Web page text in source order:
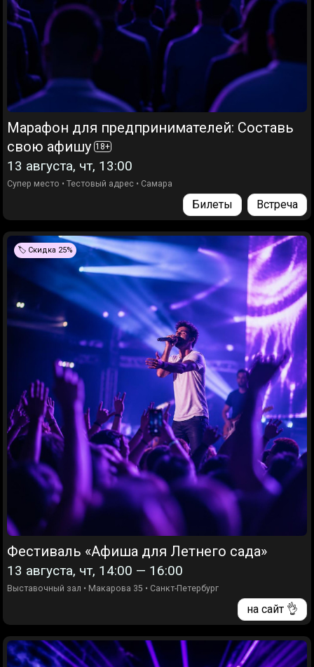
Марафон для предпринимателей: Составь
свою афишу 18+
13 августа, чт, 13:00
Супер место • Тестовый адрес • Самара
Билеты Встреча
🏷️ Скидка 25%
Фестиваль «Афиша для Летнего сада»
13 августа, чт, 14:00 — 16:00
Выставочный зал • Макарова 35 • Санкт-Петербург
на сайт 👌